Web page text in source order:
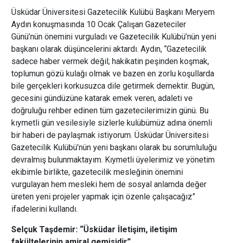
Üsküdar Üniversitesi Gazetecilik Kulübü Başkanı Meryem
Aydın konuşmasında 10 Ocak Çalışan Gazeteciler
Günü’nün önemini vurguladı ve Gazetecilik Kulübü’nün yeni
başkanı olarak düşüncelerini aktardı. Aydın, “Gazetecilik
sadece haber vermek değil; hakikatin peşinden koşmak,
toplumun gözü kulağı olmak ve bazen en zorlu koşullarda
bile gerçekleri korkusuzca dile getirmek demektir. Bugün,
gecesini gündüzüne katarak emek veren, adaleti ve
doğruluğu rehber edinen tüm gazetecilerimizin günü. Bu
kıymetli gün vesilesiyle sizlerle kulübümüz adına önemli
bir haberi de paylaşmak istiyorum. Üsküdar Üniversitesi
Gazetecilik Kulübü’nün yeni başkanı olarak bu sorumluluğu
devralmış bulunmaktayım. Kıymetli üyelerimiz ve yönetim
ekibimle birlikte, gazetecilik mesleğinin önemini
vurgulayan hem mesleki hem de sosyal anlamda değer
üreten yeni projeler yapmak için özenle çalışacağız”
ifadelerini kullandı.
Selçuk Taşdemir: “Üsküdar İletişim, iletişim